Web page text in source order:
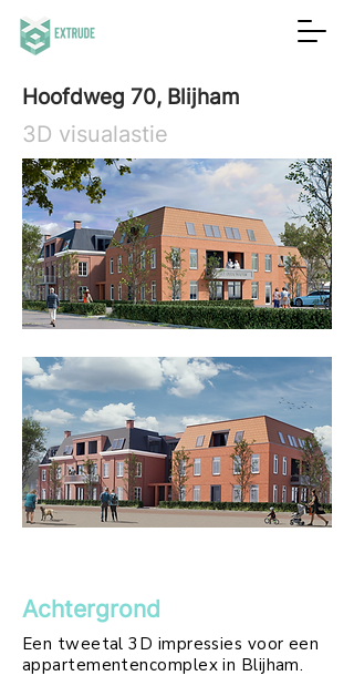
Hoofdweg 70, Blijham
3D visualastie
Achtergrond
Een tweetal 3D impressies voor een
appartementencomplex in Blijham.